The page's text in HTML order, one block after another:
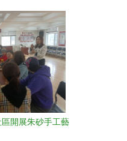
開展朱砂手工藝